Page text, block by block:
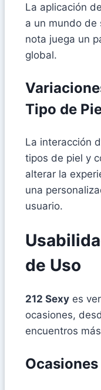
La aplicación de
a un mundo de
nota juega un
global.
Tipo de
La interacción
tipos de piel y
alterar la
una
usuario.
de Uso
212 Sexy es
ocasiones,
encuentros